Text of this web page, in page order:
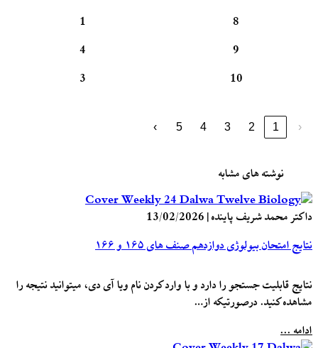
8
1
9
4
10
3
‹
1
2
3
4
5
›
نوشته های مشابه
داکتر محمد شریف پاینده|
13/02/2026
نتایج امتحان بیولوژی دوازدهم صنف های ۱۶۵ و ۱۶۶
نتایج قابلیت جستجو را دارد و با وارد کردن نام ویا آی دی، میتوانید نتیجه را
مشاهده کنید. درصورتیکه از…
ادامه ...